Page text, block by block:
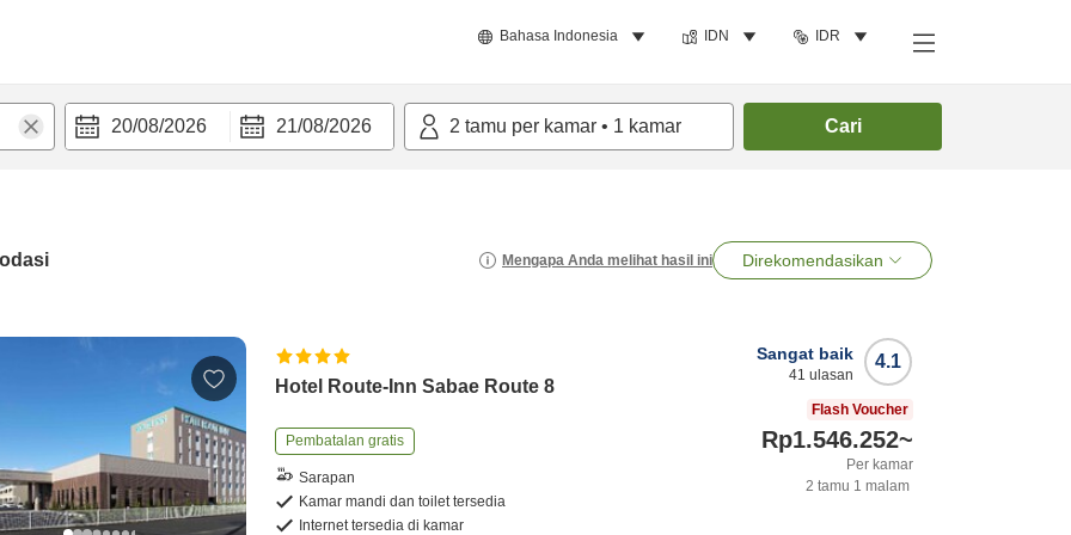
Bahasa Indonesia IDN IDR
20/08/2026 21/08/2026 2 tamu per kamar • 1 kamar Cari
Mengapa Anda melihat hasil ini Direkomendasikan
Hotel Route-Inn Sabae Route 8
Pembatalan gratis
Sarapan
Kamar mandi dan toilet tersedia
Internet tersedia di kamar
4.1
Sangat baik
41 ulasan
Flash Voucher
Rp1.546.252~
Per kamar
2 tamu 1 malam